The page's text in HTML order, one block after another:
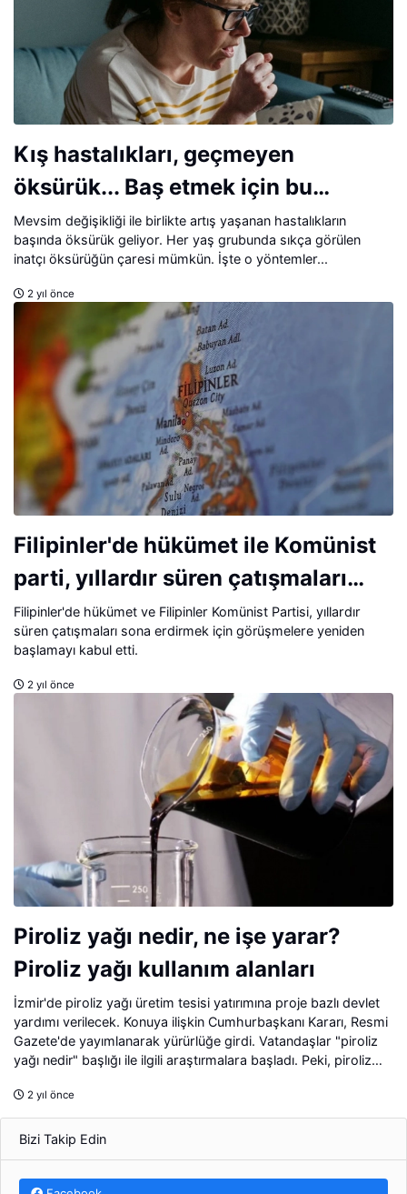
Kış hastalıkları, geçmeyen
öksürük... Baş etmek için bu
yöntemi deneyin!
Mevsim değişikliği ile birlikte artış yaşanan hastalıkların
başında öksürük geliyor. Her yaş grubunda sıkça görülen
inatçı öksürüğün çaresi mümkün. İşte o yöntemler...
2 yıl önce
Filipinler'de hükümet ile Komünist
parti, yıllardır süren çatışmaları
bitirdi
Filipinler'de hükümet ve Filipinler Komünist Partisi, yıllardır
süren çatışmaları sona erdirmek için görüşmelere yeniden
başlamayı kabul etti.
2 yıl önce
Piroliz yağı nedir, ne işe yarar?
Piroliz yağı kullanım alanları
İzmir'de piroliz yağı üretim tesisi yatırımına proje bazlı devlet
yardımı verilecek. Konuya ilişkin Cumhurbaşkanı Kararı, Resmi
Gazete'de yayımlanarak yürürlüğe girdi. Vatandaşlar "piroliz
yağı nedir" başlığı ile ilgili araştırmalara başladı. Peki, piroliz
2 yıl önce
Bizi Takip Edin